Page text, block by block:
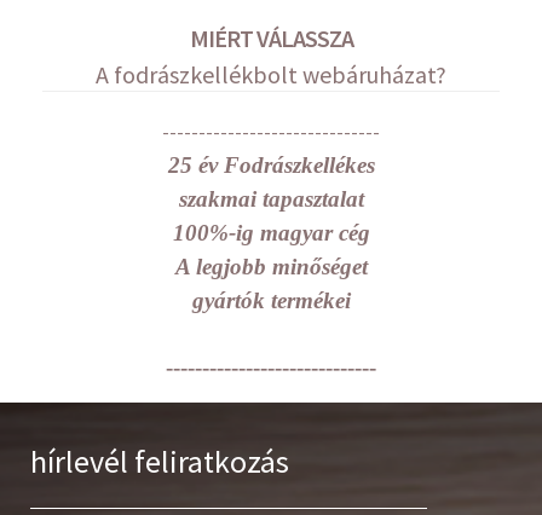
MIÉRT VÁLASSZA
A fodrászkellékbolt webáruházat?
------------------------------
25 év Fodrászkellékes
szakmai tapasztalat
100%-ig magyar cég
A legjobb minőséget
gyártók termékei
-----------------------------
hírlevél feliratkozás